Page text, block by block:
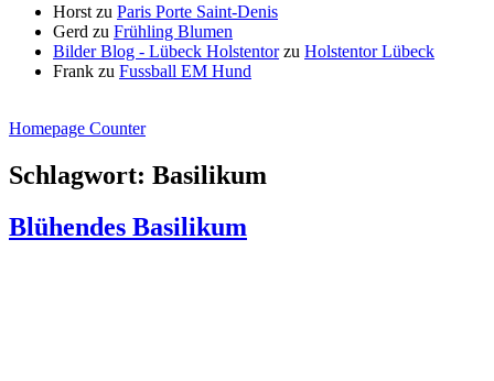
Horst zu Paris Porte Saint-Denis
Gerd zu Frühling Blumen
Bilder Blog - Lübeck Holstentorzu Holstentor Lübeck
Frank zu Fussball EM Hund
Homepage Counter
Schlagwort: Basilikum
Blühendes Basilikum